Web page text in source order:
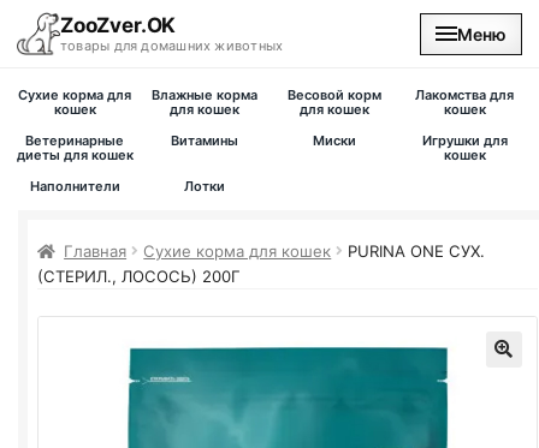
ZooZver.OK
товары для домашних животных
Меню
На главную
Сухие корма для
кошек
Влажные корма
для кошек
Весовой корм
для кошек
Лакомства для
кошек
Ветеринарные
диеты для кошек
Витамины Миски
Игрушки для
кошек
Наполнители
Лотки
Главная Сухие корма для кошек PURINA ONEСУХ.
(СТЕРИЛ., ЛОСОСЬ) 200Г